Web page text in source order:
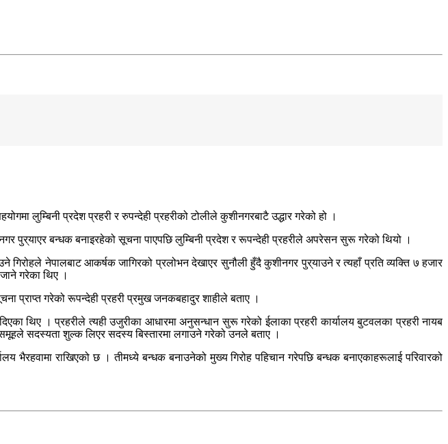
लुम्बिनी प्रदेश प्रहरी र रुपन्देही प्रहरीको टोलीले कुशीनगरबाटै उद्धार गरेको हो ।
पुर्‌याएर बन्धक बनाइरहेको सूचना पाएपछि लुम्बिनी प्रदेश र रूपन्देही प्रहरीले अपरेसन सुरू गरेको थियो ।
नेपालबाट आकर्षक जागिरको प्रलोभन देखाएर सुनौली हुँदै कुशीनगर पुर्‌याउने र त्यहाँ प्रति व्यक्ति ७ हजार
गरेका थिए ।
प्राप्त गरेको रूपन्देही प्रहरी प्रमुख जनकबहादुर शाहीले बताए ।
थिए । प्रहरीले त्यही उजुरीका आधारमा अनुसन्धान सुरू गरेको ईलाका प्रहरी कार्यालय बुटवलका प्रहरी नायब
समूहले सदस्यता शुल्क लिएर सदस्य बिस्तारमा लगाउने गरेको उनले बताए ।
भैरहवामा राखिएको छ । तीमध्ये बन्धक बनाउनेको मुख्य गिरोह पहिचान गरेपछि बन्धक बनाएकाहरूलाई परिवारको